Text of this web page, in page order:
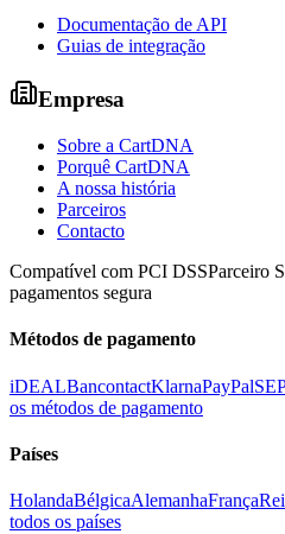
Documentação de API
Guias de integração
Empresa
Sobre a CartDNA
Porquê CartDNA
A nossa história
Parceiros
Contacto
Compatível com PCI DSSParceiro
pagamentos segura
Métodos de pagamento
iDEALBancontactKlarnaPayPal
os métodos de pagamento
Países
HolandaBélgicaAlemanhaFrança
todos os países